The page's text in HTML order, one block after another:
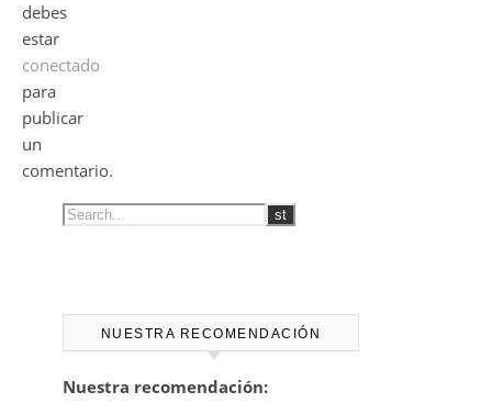
debes
estar
conectado
para
publicar
un
comentario.
NUESTRA RECOMENDACIÓN
Nuestra recomendación: